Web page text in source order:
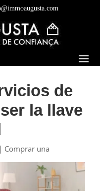
de
la llave
| Comprar una